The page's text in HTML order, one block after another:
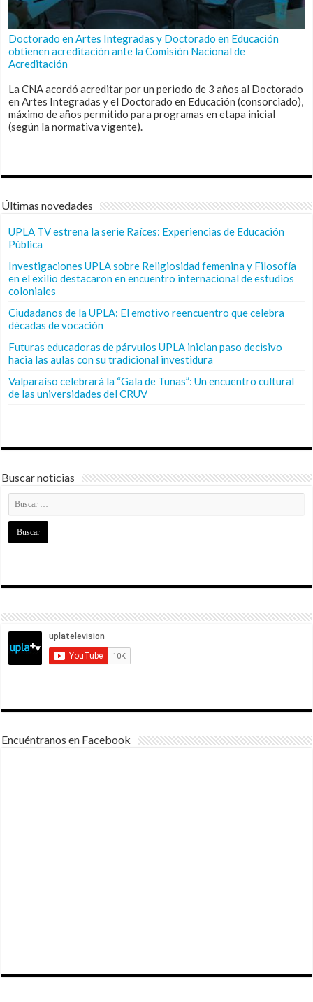
Doctorado en Artes Integradas y Doctorado en Educación
obtienen acreditación ante la Comisión Nacional de
Acreditación
La CNA acordó acreditar por un periodo de 3 años al Doctorado
en Artes Integradas y el Doctorado en Educación (consorciado),
máximo de años permitido para programas en etapa inicial
(según la normativa vigente).
Últimas novedades
UPLA TV estrena la serie Raíces: Experiencias de Educación
Pública
Investigaciones UPLA sobre Religiosidad femenina y Filosofía
en el exilio destacaron en encuentro internacional de estudios
coloniales
Ciudadanos de la UPLA: El emotivo reencuentro que celebra
décadas de vocación
Futuras educadoras de párvulos UPLA inician paso decisivo
hacia las aulas con su tradicional investidura
Valparaíso celebrará la “Gala de Tunas”: Un encuentro cultural
de las universidades del CRUV
Buscar noticias
Encuéntranos en Facebook